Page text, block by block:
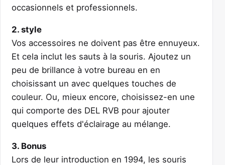
occasionnels et professionnels.
2. style
Vos accessoires ne doivent pas être ennuyeux.
Et cela inclut les sauts à la souris. Ajoutez un
peu de brillance à votre bureau en en
choisissant un avec quelques touches de
couleur. Ou, mieux encore, choisissez-en une
qui comporte des DEL RVB pour ajouter
quelques effets d'éclairage au mélange.
3. Bonus
Lors de leur introduction en 1994, les souris